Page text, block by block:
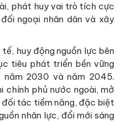
phát huy vai trò tích cực
ngoại nhân dân và xây
huy động nguồn lực bên
tiêu phát triển bền vững
2030 và năm 2045.
chính phủ nước ngoài, mở
tác tiềm năng, đặc biệt
nhân lực, đổi mới sáng